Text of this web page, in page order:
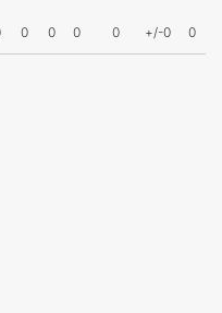
0 0 0 0 +/-0 0